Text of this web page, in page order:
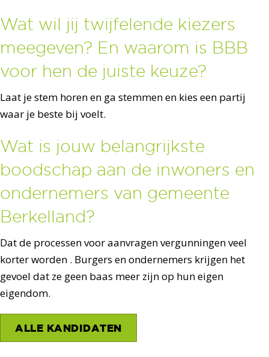
Wat wil jij twijfelende kiezers
meegeven? En waarom is BBB
voor hen de juiste keuze?
Laat je stem horen en ga stemmen en kies een partij
waar je beste bij voelt.
Wat is jouw belangrijkste
boodschap aan de inwoners en
ondernemers van gemeente
Berkelland?
Dat de processen voor aanvragen vergunningen veel
korter worden . Burgers en ondernemers krijgen het
gevoel dat ze geen baas meer zijn op hun eigen
eigendom.
ALLE KANDIDATEN